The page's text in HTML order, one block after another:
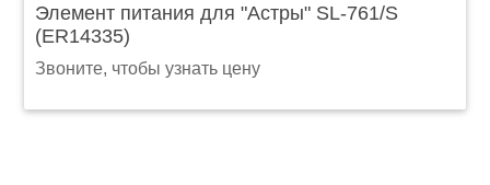
Элемент питания для "Астры" SL-761/S
(ER14335)
Звоните, чтобы узнать цену